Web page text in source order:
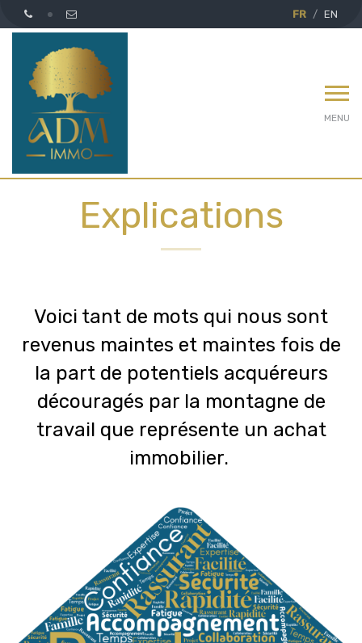
FR EN
MENU
Explications
Voici tant de mots qui nous sont
revenus maintes et maintes fois de
la part de potentiels acquéreurs
découragés par la montagne de
travail que représente un achat
immobilier.